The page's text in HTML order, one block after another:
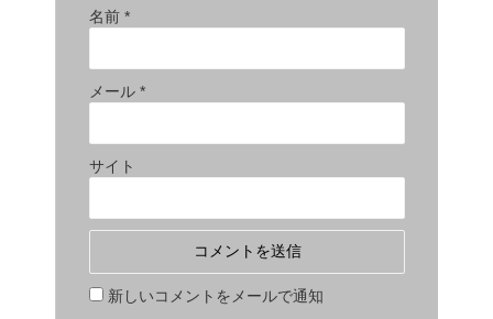
名前 *
メール *
サイト
新しいコメントをメールで通知